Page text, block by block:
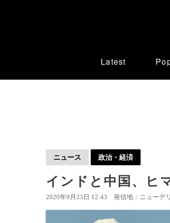
Latest
ニュース 政治・経済
インドと中国、ヒ
2020年9月23日 12:43 発信地：ニューデ